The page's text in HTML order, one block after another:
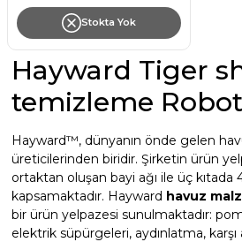
Çöktürücü
Havuz PH
Sıvı pH Düşürücü
pH Yükseltici
İyon Bağlayıcı
Multi
Sıvı
Bwt Havuz Robotları
Spino Havuz
Dozaj Pompası
Zodiac Tuz
Lamba Yedek
Süs Havuzu
Havuz Dozaj
Mspa Jakuzi
Stokta Yok
Hayward Tiger
temizleme
Hayward™, dünyanın önde gelen
üreticilerinden biridir. Şirketin ürün
ortaktan oluşan bayi ağı ile üç kıtada
kapsamaktadır. Hayward havuz
bir ürün yelpazesi sunulmaktadır:
elektrik süpürgeleri, aydınlatma, karşı